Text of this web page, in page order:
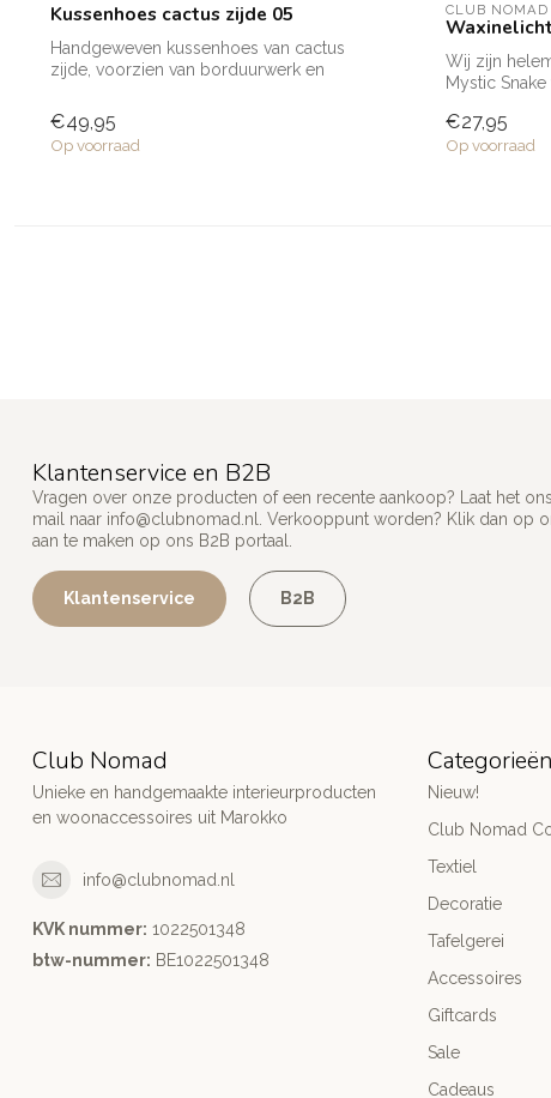
Kussenhoes cactus zijde 05
Handgeweven kussenhoes van cactus
zijde, voorzien van borduurwerk en
€49,95
Op voorraad
CLUB NOMAD
Wij zijn
Mystic
€27,95
Op voorraad
Klantenservice en B2B
Vragen over onze producten of een recente aankoop? Laat het
mail naar info@clubnomad.nl . Verkooppunt worden? Klik dan op
aan te maken op ons B2B portaal.
Klantenservice B2B
Club Nomad
Unieke en handgemaakte interieurproducten
en woonaccessoires uit Marokko
info@clubnomad.nl
KVK nummer: 1022501348
btw-nummer: BE1022501348
Categorieën
Nieuw!
Club Nomad
Textiel
Decoratie
Tafelgerei
Accessoires
Giftcards
Sale
Cadeaus